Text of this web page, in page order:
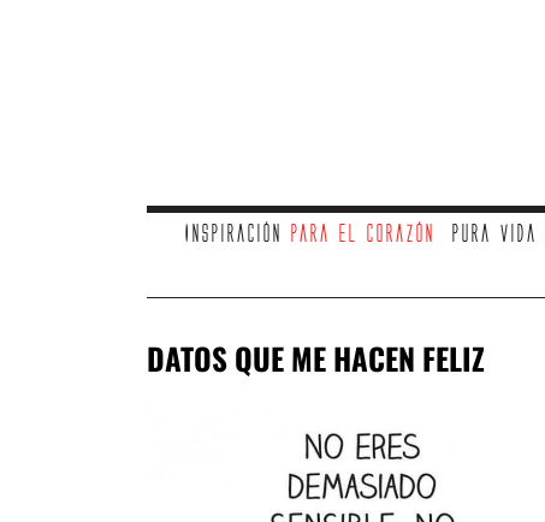
Inspiración para el corazón Pura vida
DATOS QUE ME HACEN FELIZ